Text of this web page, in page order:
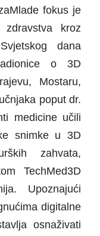
fokus je
kroz
dana
o 3D
Mostaru,
poput dr.
medicine učili
snimke u 3D
zahvata,
TechMed3D
Upoznajući
digitalne
osnaživati